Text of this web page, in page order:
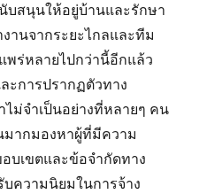
บสนุนให้อยู่บ้านและรักษา
านจากระยะไกลและทีม
พร่หลายไปกว่านี้อีกแล้ว
ะการปรากฏตัวทาง
ม่จำเป็นอย่างที่หลายๆ คน
มากมองหาผู้ที่มีความ
บเขตและข้อจำกัดทาง
ความนิยมในการจ้าง